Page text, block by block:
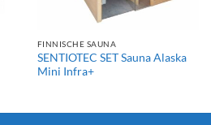
FINNISCHE SAUNA
SENTIOTEC SET Sauna Alaska
Mini Infra+